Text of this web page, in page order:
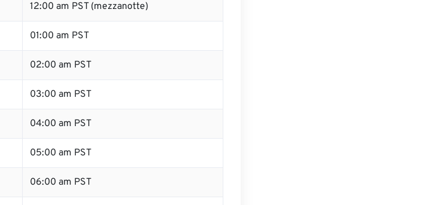
12:00 am PST (mezzanotte)
01:00 am PST
02:00 am PST
03:00 am PST
04:00 am PST
05:00 am PST
06:00 am PST